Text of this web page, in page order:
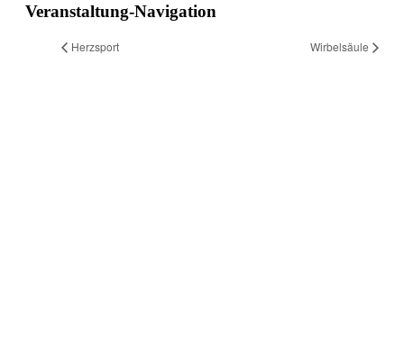
Veranstaltung-Navigation
Herzsport Wirbelsäule